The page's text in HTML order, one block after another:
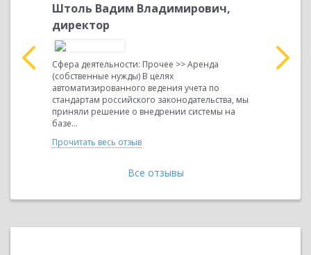
Штоль Вадим Владимирович,
директор
Сфера деятельности: Прочее >> Аренда
(собственные нужды) В целях
автоматизированного ведения учета по
стандартам российского законодательства, мы
приняли решение о внедрении системы на
базе...
Прочитать весь отзыв
Все отзывы